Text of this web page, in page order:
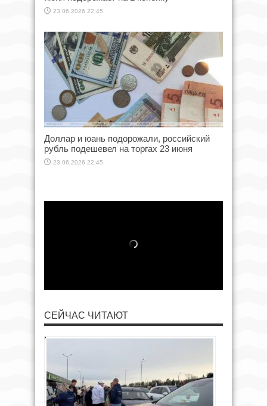
23.06.2026 22:45
Доллар и юань подорожали, российский
рубль подешевел на торгах 23 июня
23.06.2026 22:45
СЕЙЧАС ЧИТАЮТ